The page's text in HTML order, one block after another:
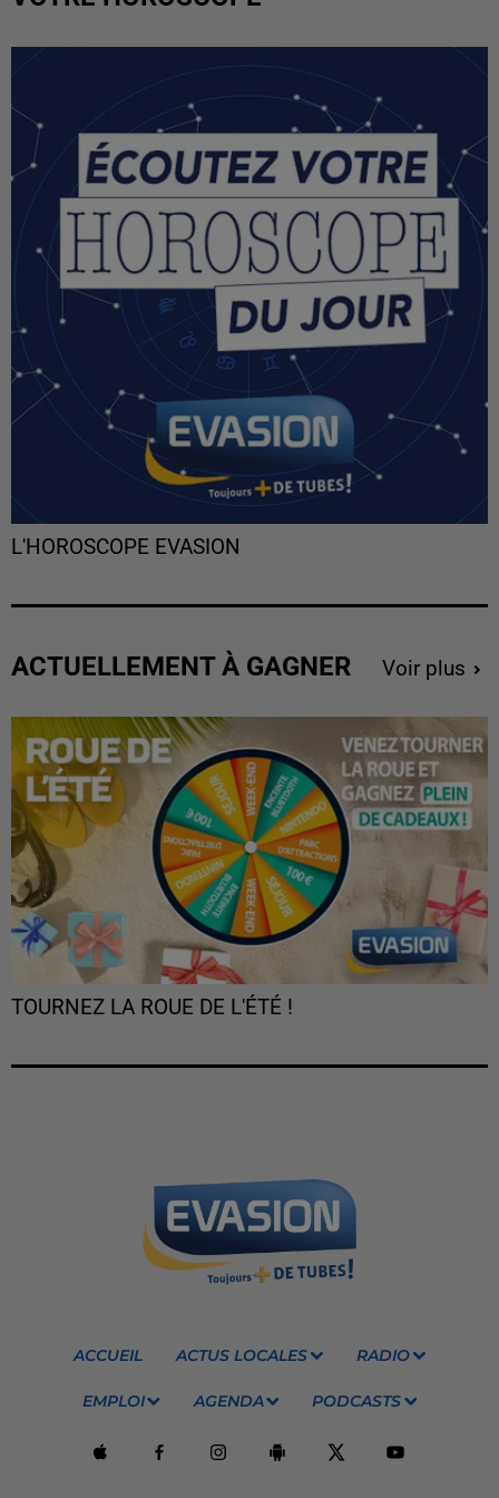
L'HOROSCOPE EVASION
ACTUELLEMENT À GAGNER Voir plus
TOURNEZ LA ROUE DE L'ÉTÉ !
ACCUEIL ACTUS LOCALES RADIO
EMPLOI AGENDA PODCASTS